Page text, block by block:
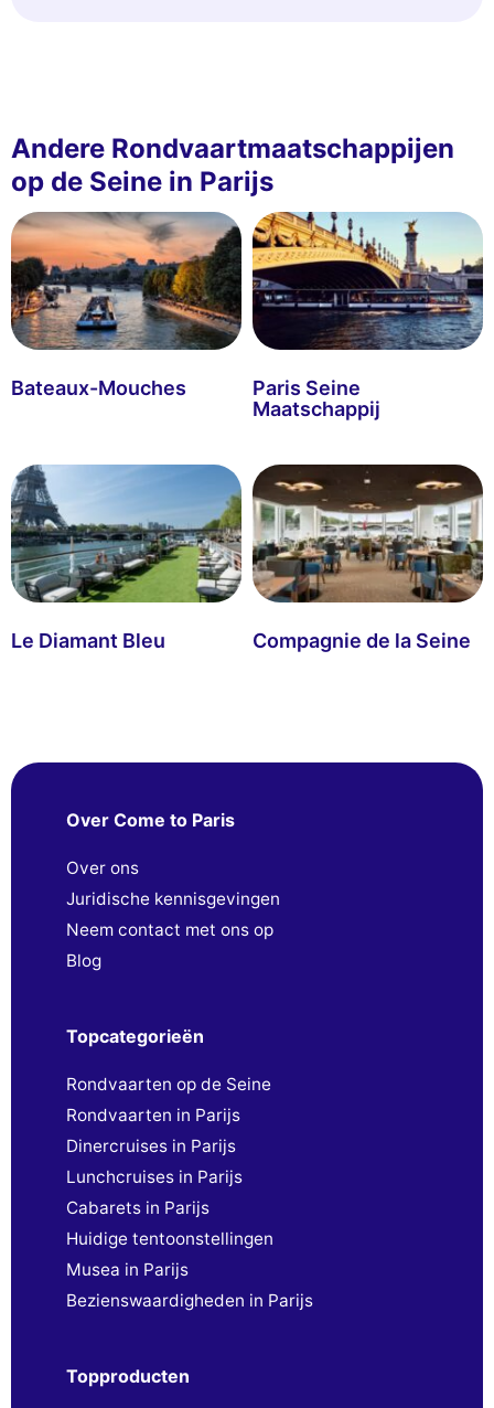
Andere Rondvaartmaatschappijen
op de Seine in Parijs
Bateaux-Mouches
Paris Seine
Maatschappij
Le Diamant Bleu Compagnie de la Seine
Over Come to Paris
Over ons
Juridische kennisgevingen
Neem contact met ons op
Blog
Topcategorieën
Rondvaarten op de Seine
Rondvaarten in Parijs
Dinercruises in Parijs
Lunchcruises in Parijs
Cabarets in Parijs
Huidige tentoonstellingen
Musea in Parijs
Bezienswaardigheden in Parijs
Topproducten